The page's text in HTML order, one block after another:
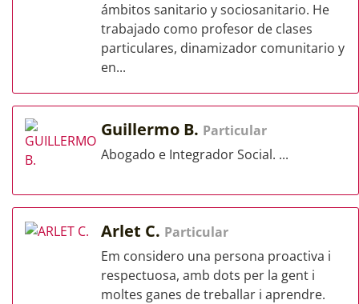
ámbitos sanitario y sociosanitario. He
trabajado como profesor de clases
particulares, dinamizador comunitario y
en...
Guillermo B. Particular
Abogado e Integrador Social. ...
Arlet C. Particular
Em considero una persona proactiva i
respectuosa, amb dots per la gent i
moltes ganes de treballar i aprendre.